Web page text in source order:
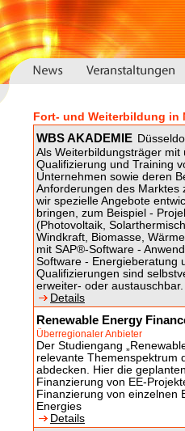
Fort- und Weiterbildung in
WBS AKADEMIE
Als Weiterbildungsträger
Qualifizierung und Training
Unternehmen sowie deren
Anforderungen des Marktes
wir spezielle Angebote
bringen, zum Beispiel -
(Photovoltaik,
Windkraft, Biomasse,
mit SAP®-Software -
Software - Energieberatung
Qualifizierungen sind
erweiter- oder austauschbar.
Details
Renewable Energy
Überregionaler Anbieter
Der Studiengang
relevante Themenspektrum
abdecken. Hier die
Finanzierung von EE-
Finanzierung von einzelnen
Energies
Details